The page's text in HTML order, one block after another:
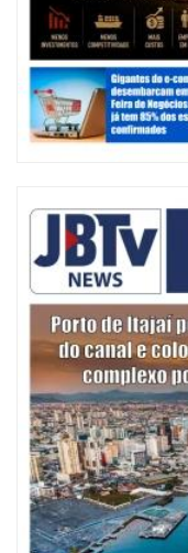
Defesa Civil de Itajaí
temperatura
ITAJAÍ